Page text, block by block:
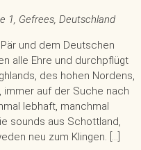
1, Gefrees, Deutschland
und dem Deutschen
alle Ehre und durchpflügt
des hohen Nordens,
immer auf der Suche nach
lebhaft, manchmal
sounds aus Schottland,
neu zum Klingen. […]